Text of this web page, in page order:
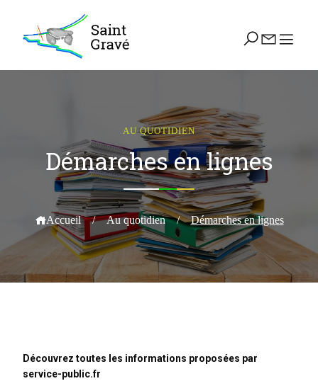
AU QUOTIDIEN
Démarches en lignes
Accueil / Au quotidien / Démarches en lignes
Découvrez toutes les informations proposées par
service-public.fr